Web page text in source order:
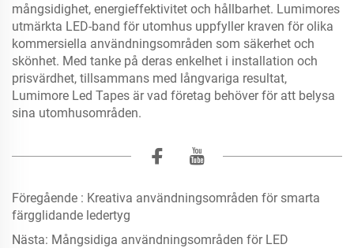
mångsidighet, energieffektivitet och hållbarhet. Lumimores
utmärkta LED-band för utomhus uppfyller kraven för olika
kommersiella användningsområden som säkerhet och
skönhet. Med tanke på deras enkelhet i installation och
prisvärdhet, tillsammans med långvariga resultat,
Lumimore Led Tapes är vad företag behöver för att belysa
sina utomhusområden.
Föregående : Kreativa användningsområden för smarta
färgglidande ledertyg
Nästa: Mångsidiga användningsområden för LED